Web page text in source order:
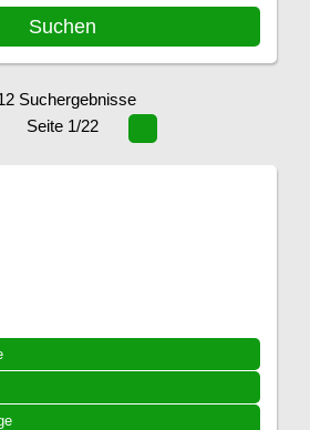
Suchergebnisse
Seite 1/22